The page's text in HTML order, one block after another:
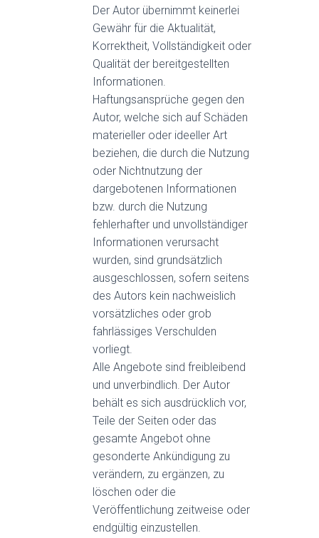
Der Autor übernimmt keinerlei
Gewähr für die Aktualität,
Korrektheit, Vollständigkeit oder
Qualität der bereitgestellten
Informationen.
Haftungsansprüche gegen den
Autor, welche sich auf Schäden
materieller oder ideeller Art
beziehen, die durch die Nutzung
oder Nichtnutzung der
dargebotenen Informationen
bzw. durch die Nutzung
fehlerhafter und unvollständiger
Informationen verursacht
wurden, sind grundsätzlich
ausgeschlossen, sofern seitens
des Autors kein nachweislich
vorsätzliches oder grob
fahrlässiges Verschulden
vorliegt.
Alle Angebote sind freibleibend
und unverbindlich. Der Autor
behält es sich ausdrücklich vor,
Teile der Seiten oder das
gesamte Angebot ohne
gesonderte Ankündigung zu
verändern, zu ergänzen, zu
löschen oder die
Veröffentlichung zeitweise oder
endgültig einzustellen.